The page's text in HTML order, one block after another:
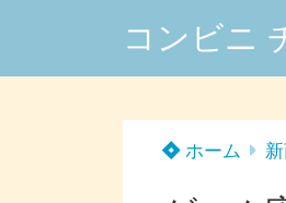
コンビニ
ホーム